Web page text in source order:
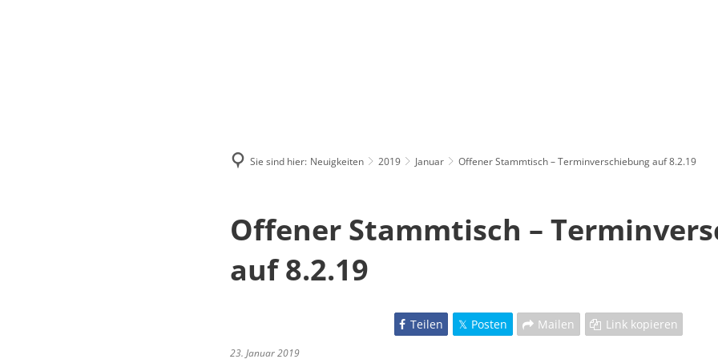
Sie sind hier: Neuigkeiten 2019 Januar Offener Stammtisch – Terminverschiebung auf 8.2.19
Offener Stammtisch –
auf 8.2.19
Teilen Posten Mailen Link kopieren
23. Januar 2019